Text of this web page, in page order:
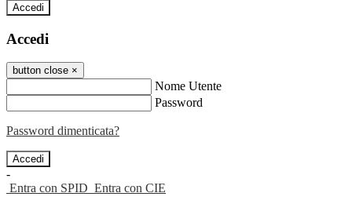
Accedi
Accedi
button close ×
Nome Utente
Password
Password dimenticata?
-
Entra con SPID Entra con CIE